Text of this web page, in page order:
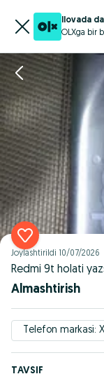
Ilovada
OLXga bir
Joylashtirildi 10/07/2026
Redmi 9t holati
Almashtirish
Telefon markasi:
TAVSIF